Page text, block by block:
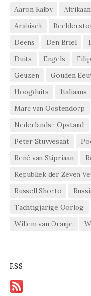
Aaron Ralby
Arabisch
Deens
Den Briel
Duits
Engels
Geuzen
Gouden
Hoogduits
Italiaans
Marc van Oostendorp
Nederlandse Opstand
Peter Stuyvesant
René van Stipriaan
Republiek der Zeven
Russell Shorto
Tachtigjarige Oorlog
Willem van Oranje
RSS